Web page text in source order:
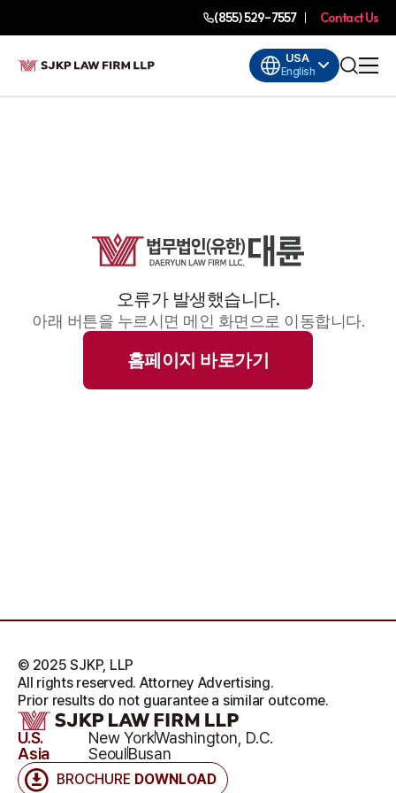
(855) 529-7557 Contact Us
USA
English
오류가 발생했습니다.
아래 버튼을 누르시면 메인 화면으로 이동합니다.
홈페이지 바로가기
BROCHURE DOWNLOAD
U.S. New YorkWashington, D.C.
Asia
SeoulBusan
© 2025 SJKP, LLP
All rights reserved. Attorney Advertising.
Prior results do not guarantee a similar outcome.